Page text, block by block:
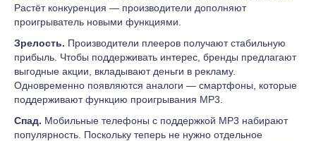
Растёт конкуренция — производители дополняют
проигрыватель новыми функциями.
Зрелость. Производители плееров получают стабильную
прибыль. Чтобы поддерживать интерес, бренды предлагают
выгодные акции, вкладывают деньги в рекламу.
Одновременно появляются аналоги — смартфоны, которые
поддерживают функцию проигрывания MP3.
Спад. Мобильные телефоны с поддержкой MP3 набирают
популярность. Поскольку теперь не нужно отдельное